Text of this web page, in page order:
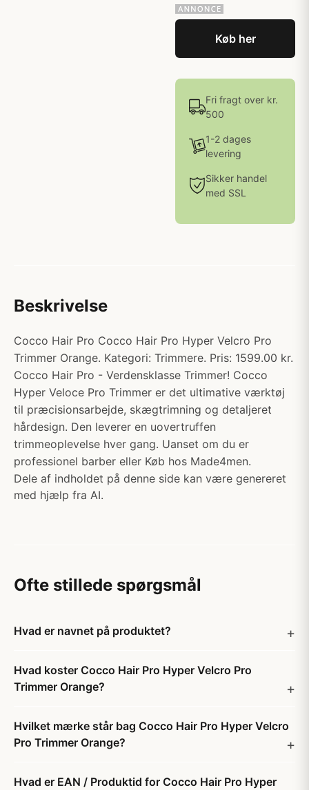
Køb her
Fri fragt over kr.
500
1-2 dages
levering
Sikker handel
med SSL
Beskrivelse
Cocco Hair Pro Cocco Hair Pro Hyper Velcro Pro
Trimmer Orange. Kategori: Trimmere. Pris: 1599.00 kr.
Cocco Hair Pro - Verdensklasse Trimmer! Cocco
Hyper Veloce Pro Trimmer er det ultimative værktøj
til præcisionsarbejde, skægtrimning og detaljeret
hårdesign. Den leverer en uovertruffen
trimmeoplevelse hver gang. Uanset om du er
professionel barber eller Køb hos Made4men.
Dele af indholdet på denne side kan være genereret
med hjælp fra AI.
Ofte stillede spørgsmål
Hvad er navnet på produktet?
Hvad koster Cocco Hair Pro Hyper Velcro Pro
Trimmer Orange?
Hvilket mærke står bag Cocco Hair Pro Hyper Velcro
Pro Trimmer Orange?
Hvad er EAN / Produktid for Cocco Hair Pro Hyper